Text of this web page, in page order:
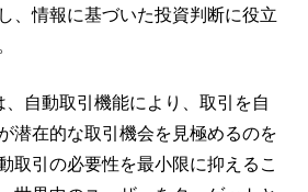
、情報に基づいた投資判断に役立
自動取引機能により、取引を自
潜在的な取引機会を見極めるのを
取引の必要性を最小限に抑えるこ